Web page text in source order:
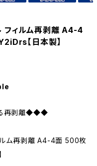
フィルム再剥離 A4-4
【日本製】
再剥離◆◆◆
ルム再剥離 A4-4面 500枚